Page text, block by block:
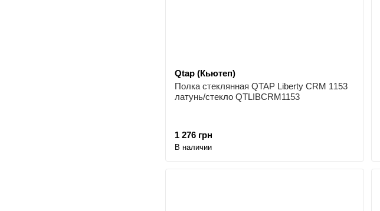
Qtap (Кьютеп)
Полка стеклянная QTAP Liberty CRM 1153
латунь/стекло QTLIBCRM1153
1 276 грн
В наличии